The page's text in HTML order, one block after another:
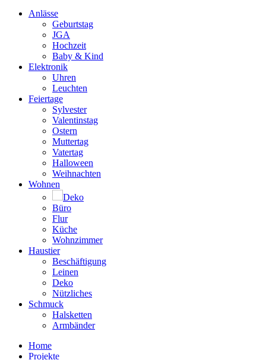
Anlässe
Geburtstag
JGA
Hochzeit
Baby & Kind
Elektronik
Uhren
Leuchten
Feiertage
Sylvester
Valentinstag
Ostern
Muttertag
Vatertag
Halloween
Weihnachten
Wohnen
Deko
Büro
Flur
Küche
Wohnzimmer
Haustier
Beschäftigung
Leinen
Deko
Nützliches
Schmuck
Halsketten
Armbänder
Home
Projekte